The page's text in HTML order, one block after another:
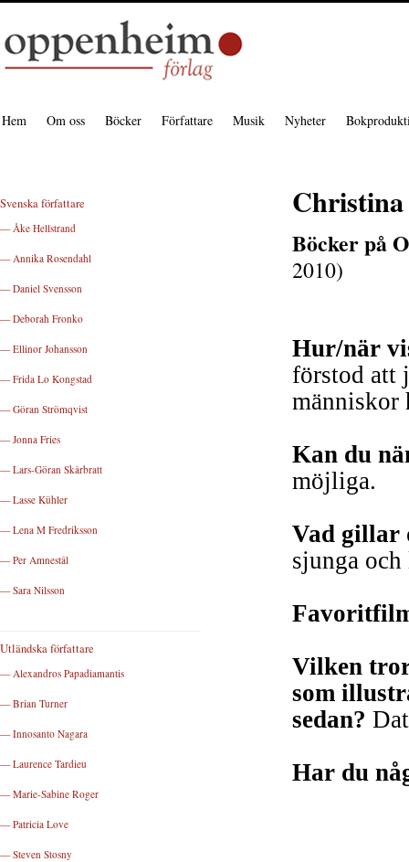
Hem Om oss Böcker Författare Musik Nyheter
Böcker på
2010)
Hur/när
förstod att
människor
Kan du
möjliga.
Vad gillar
sjunga och
Vilken
som
sedan?
Har du
Svenska författare
— Åke Hellstrand
— Annika Rosendahl
— Daniel Svensson
— Deborah Fronko
— Ellinor Johansson
— Frida Lo Kongstad
— Göran Strömqvist
— Jonna Fries
— Lars-Göran Skårbratt
— Lasse Kühler
— Lena M Fredriksson
— Per Amnestål
— Sara Nilsson
Utländska författare
— Alexandros Papadiamantis
— Brian Turner
— Innosanto Nagara
— Laurence Tardieu
— Marie-Sabine Roger
— Patricia Love
— Steven Stosny